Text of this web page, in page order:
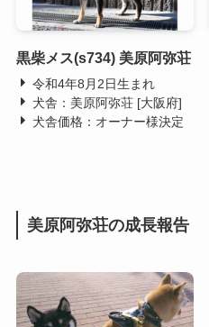
黒柴メス(s734) 美原阿弥荘
令和4年8月2日生まれ
犬舎：美原阿弥荘 [大阪府]
犬舎価格：オーナー様決定
美原阿弥荘の成長報告